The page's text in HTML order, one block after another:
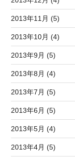
2013年11月 (5)
2013年10月 (4)
2013年9月 (5)
2013年8月 (4)
2013年7月 (5)
2013年6月 (5)
2013年5月 (4)
2013年4月 (5)